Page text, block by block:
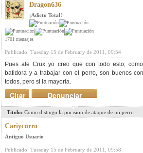
Dragon636
¡Adicto Total!
1701 mensajes
Publicado: Tuesday 15 de February de 2011, 09:54
Pues ale Crux yo creo que con todo esto,
batidora y a trabajar con el perro, son buenos
todos, pero si la mayoria.
Denunciar
mensaje
Citar
Titulo: Como distingo la pocision de ataque de mi perro
Cariycurro
Antiguo Usuario
Publicado: Tuesday 15 de February de 2011, 09:58